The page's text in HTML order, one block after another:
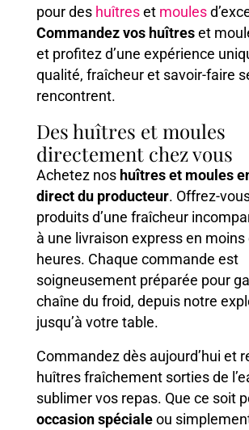
pour des huîtreset moules
Commandez vos huîtreset
et profitez d’une expérience
qualité, fraîcheur et savoir-faire
rencontrent.
Des huîtres et moules
directement chez vous
Achetez nos huîtres et moules
direct du producteur. Offrez-
produits d’une fraîcheur
à une livraison express en moins
heures. Chaque commande est
soigneusement préparée pour
chaîne du froid, depuis notre
jusqu’à votre table.
Commandez dès aujourd’hui et
huîtres fraîchement sorties de
sublimer vos repas. Que ce soit
occasion spécialeou